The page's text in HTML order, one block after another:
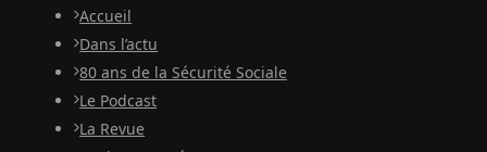
Accueil
Dans l’actu
80 ans de la Sécurité Sociale
Le Podcast
La Revue